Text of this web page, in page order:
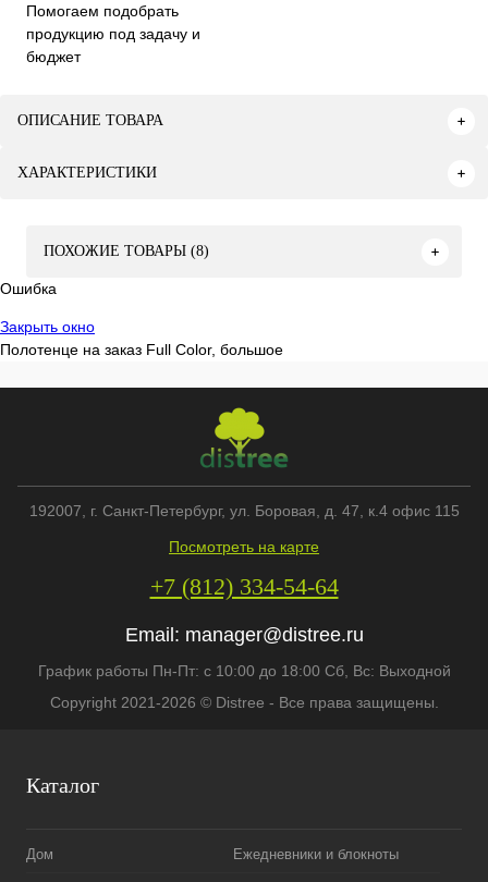
Помогаем подобрать
продукцию под задачу и
бюджет
ОПИСАНИЕ ТОВАРА
ХАРАКТЕРИСТИКИ
ПОХОЖИЕ ТОВАРЫ (8)
Ошибка
Закрыть окно
Полотенце на заказ Full Color, большое
Каталог
Дом Ежедневники и блокноты
192007 , г. Санкт-Петербург, ул. Боровая, д. 47, к.4 офис 115
Посмотреть на карте
+7 (812) 334-54-64
Email: manager@distree.ru
График работы Пн-Пт: с 10:00 до 18:00 Сб, Вс: Выходной
Copyright 2021-2026 © Distree - Все права защищены.